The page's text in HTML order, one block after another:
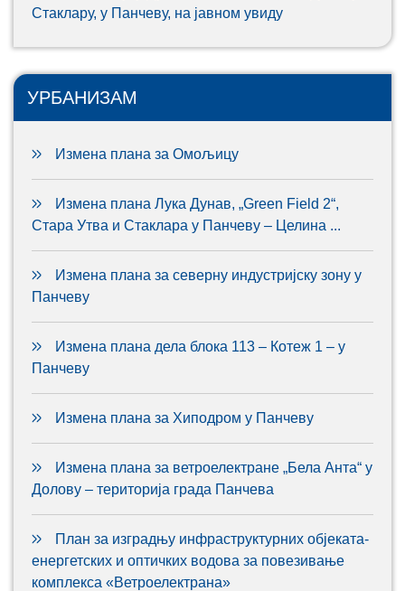
Стаклару, у Панчеву, на јавном увиду
УРБАНИЗАМ
Измена плана за Омољицу
Измена плана Лука Дунав, „Green Field 2“,
Стара Утва и Стаклара у Панчеву – Целина ...
Измена плана за северну индустријску зону у
Панчеву
Измена плана дела блока 113 – Котеж 1 – у
Панчеву
Измена плана за Хиподром у Панчеву
Измена плана за ветроелектране „Бела Анта“ у
Долову – територија града Панчева
План за изградњу инфраструктурних објеката-
енергетских и оптичких водова за повезивање
комплекса «Ветроелектрана»